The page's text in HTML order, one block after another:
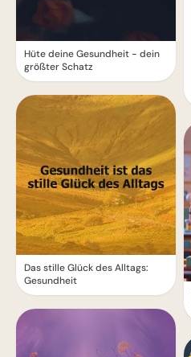
Hüte deine Gesundheit - dein
größter Schatz
Das stille Glück des Alltags:
Gesundheit